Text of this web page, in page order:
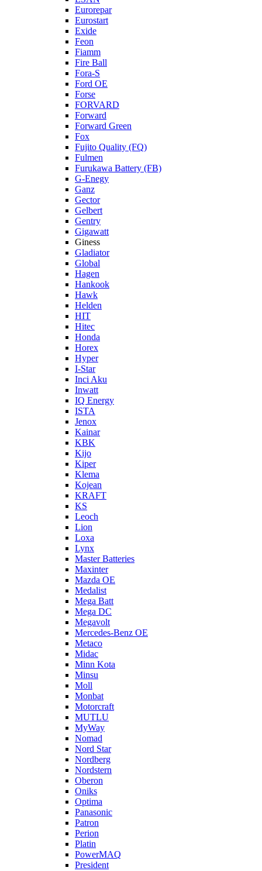
Eurorepar
Eurostart
Exide
Feon
Fiamm
Fire Ball
Fora-S
Ford OE
Forse
FORVARD
Forward
Forward Green
Fox
Fujito Quality (FQ)
Fulmen
Furukawa Battery (FB)
G-Enegy
Ganz
Gector
Gelbert
Gentry
Gigawatt
Giness
Gladiator
Global
Hagen
Hankook
Hawk
Helden
HIT
Hitec
Honda
Horex
Hyper
I-Star
Inci Aku
Inwatt
IQ Energy
ISTA
Jenox
Kainar
KBK
Kijo
Kiper
Klema
Kojean
KRAFT
KS
Leoch
Lion
Loxa
Lynx
Master Batteries
Maxinter
Mazda OE
Medalist
Mega Batt
Mega DC
Megavolt
Mercedes-Benz OE
Metaco
Midac
Minn Kota
Minsu
Moll
Monbat
Motorcraft
MUTLU
MyWay
Nomad
Nord Star
Nordberg
Nordstern
Oberon
Oniks
Optima
Panasonic
Patron
Perion
Platin
PowerMAQ
President